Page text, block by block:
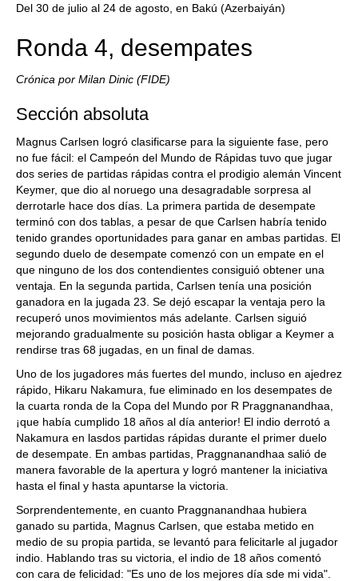
Del 30 de julio al 24 de agosto, en Bakú (Azerbaiyán)
Ronda 4, desempates
Crónica por Milan Dinic (FIDE)
Sección absoluta
Magnus Carlsen logró clasificarse para la siguiente fase, pero
no fue fácil: el Campeón del Mundo de Rápidas tuvo que jugar
dos series de partidas rápidas contra el prodigio alemán Vincent
Keymer, que dio al noruego una desagradable sorpresa al
derrotarle hace dos días. La primera partida de desempate
terminó con dos tablas, a pesar de que Carlsen habría tenido
tenido grandes oportunidades para ganar en ambas partidas. El
segundo duelo de desempate comenzó con un empate en el
que ninguno de los dos contendientes consiguió obtener una
ventaja. En la segunda partida, Carlsen tenía una posición
ganadora en la jugada 23. Se dejó escapar la ventaja pero la
recuperó unos movimientos más adelante. Carlsen siguió
mejorando gradualmente su posición hasta obligar a Keymer a
rendirse tras 68 jugadas, en un final de damas.
Uno de los jugadores más fuertes del mundo, incluso en ajedrez
rápido, Hikaru Nakamura, fue eliminado en los desempates de
la cuarta ronda de la Copa del Mundo por R Praggnanandhaa,
¡que había cumplido 18 años al día anterior! El indio derrotó a
Nakamura en lasdos partidas rápidas durante el primer duelo
de desempate. En ambas partidas, Praggnanandhaa salió de
manera favorable de la apertura y logró mantener la iniciativa
hasta el final y hasta apuntarse la victoria.
Sorprendentemente, en cuanto Praggnanandhaa hubiera
ganado su partida, Magnus Carlsen, que estaba metido en
medio de su propia partida, se levantó para felicitarle al jugador
indio. Hablando tras su victoria, el indio de 18 años comentó
con cara de felicidad: "Es uno de los mejores día sde mi vida".